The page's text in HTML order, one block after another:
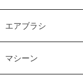
エアブラシ
マシーン